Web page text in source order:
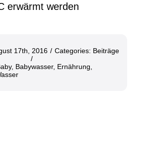
erwärmt werden
17th, 2016 / Categories: Beiträge
/
, Babywasser, Ernährung,